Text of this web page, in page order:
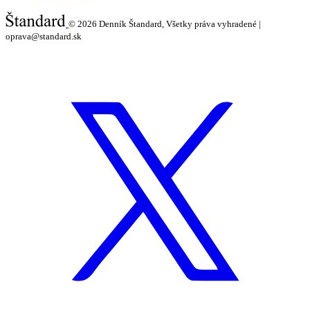
© 2026 Denník Štandard, Všetky práva vyhradené |
oprava@standard.sk